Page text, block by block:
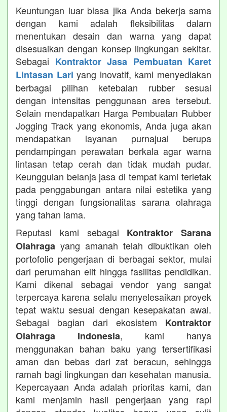
Keuntungan luar biasa jika Anda bekerja sama
dengan kami adalah fleksibilitas dalam
menentukan desain dan warna yang dapat
disesuaikan dengan konsep lingkungan sekitar.
Sebagai Kontraktor Jasa Pembuatan Karet
Lintasan Lari yang inovatif, kami menyediakan
berbagai pilihan ketebalan rubber sesuai
dengan intensitas penggunaan area tersebut.
Selain mendapatkan Harga Pembuatan Rubber
Jogging Track yang ekonomis, Anda juga akan
mendapatkan layanan purnajual berupa
pendampingan perawatan berkala agar warna
lintasan tetap cerah dan tidak mudah pudar.
Keunggulan belanja jasa di tempat kami terletak
pada penggabungan antara nilai estetika yang
tinggi dengan fungsionalitas sarana olahraga
yang tahan lama.
Reputasi kami sebagai Kontraktor Sarana
Olahraga yang amanah telah dibuktikan oleh
portofolio pengerjaan di berbagai sektor, mulai
dari perumahan elit hingga fasilitas pendidikan.
Kami dikenal sebagai vendor yang sangat
terpercaya karena selalu menyelesaikan proyek
tepat waktu sesuai dengan kesepakatan awal.
Sebagai bagian dari ekosistem Kontraktor
Olahraga Indonesia, kami hanya
menggunakan bahan baku yang tersertifikasi
aman dan bebas dari zat beracun, sehingga
ramah bagi lingkungan dan kesehatan manusia.
Kepercayaan Anda adalah prioritas kami, dan
kami menjamin hasil pengerjaan yang rapi